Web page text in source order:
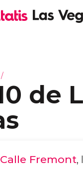
de
Calle Fremont,